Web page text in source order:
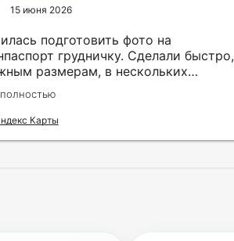
15 июня 2026
подготовить фото на
грудничку. Сделали быстро,
размерам, в нескольких
и цветах.
Карты